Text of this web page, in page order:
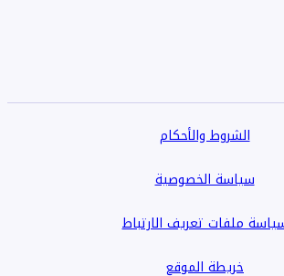
الشروط والأحكام
سياسة الخصوصية
ملفات تعريف الارتباط
خريطة الموقع